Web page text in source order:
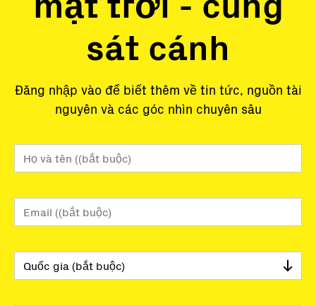
sát cánh
Đăng nhập vào để biết thêm về tin tức, nguồn tài
nguyên và các góc nhìn chuyên sâu